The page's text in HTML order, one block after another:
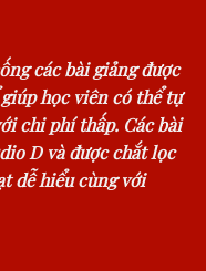
các bài giảng được
học viên có thể tự
chi phí thấp. Các bài
D và được chắt lọc
dễ hiểu cùng với